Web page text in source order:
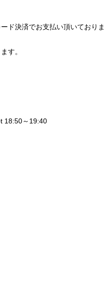
ド決済でお支払い頂いておりま
す。
18:50～19:40